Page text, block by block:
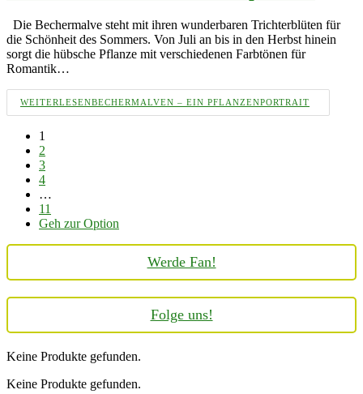
Die Bechermalve steht mit ihren wunderbaren Trichterblüten für
die Schönheit des Sommers. Von Juli an bis in den Herbst hinein
sorgt die hübsche Pflanze mit verschiedenen Farbtönen für
Romantik…
WEITERLESENBECHERMALVEN – EIN PFLANZENPORTRAIT
1
2
3
4
…
11
Geh zur Option
Werde Fan!
Folge uns!
Keine Produkte gefunden.
Keine Produkte gefunden.